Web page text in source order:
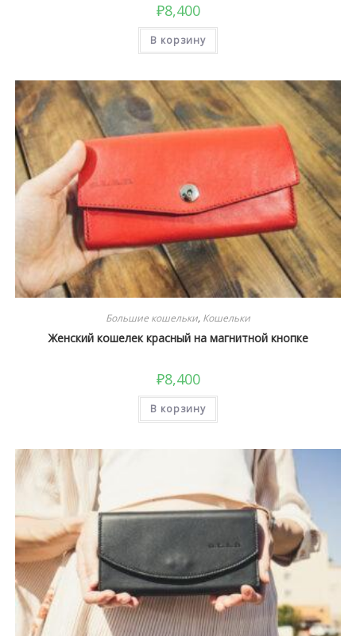
₽8,400
В корзину
Большие кошельки, Кошельки
Женский кошелек красный на магнитной кнопке
₽8,400
В корзину